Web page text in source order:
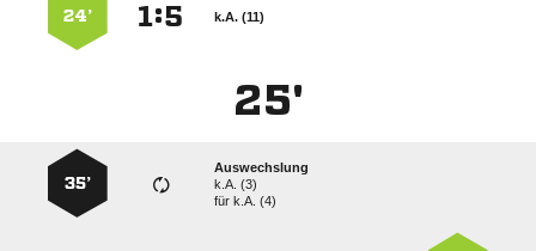
k.A. (11)
:
24’
25'
Auswechslung
k.A. (3)
fürk.A. (4)
35’